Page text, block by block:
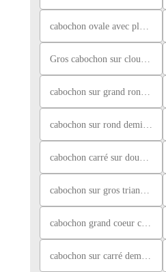
cabochon ovale avec plume, blanc nacré bleu et bleu
Gros cabochon sur clou, rose et blanc nacré rose avec licorne et nuage
cabochon sur grand rond ciselé, blanc nacré rose et orange
cabochon sur rond demi ciselé, tons violet
cabochon carré sur double carré, beige, bleu et blanc nacré rose
cabochon sur gros triangle, nacré violet
cabochon grand coeur clou, bleu
cabochon sur carré demi ciselé, rose orangé